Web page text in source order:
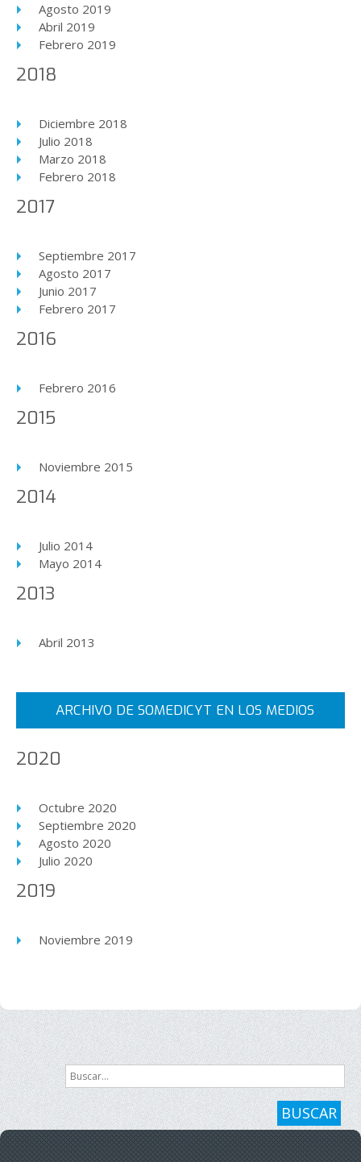
Agosto 2019
Abril 2019
Febrero 2019
2018
Diciembre 2018
Julio 2018
Marzo 2018
Febrero 2018
2017
Septiembre 2017
Agosto 2017
Junio 2017
Febrero 2017
2016
Febrero 2016
2015
Noviembre 2015
2014
Julio 2014
Mayo 2014
2013
Abril 2013
ARCHIVO DE SOMEDICYT EN LOS MEDIOS
2020
Octubre 2020
Septiembre 2020
Agosto 2020
Julio 2020
2019
Noviembre 2019
Buscar...
BUSCAR